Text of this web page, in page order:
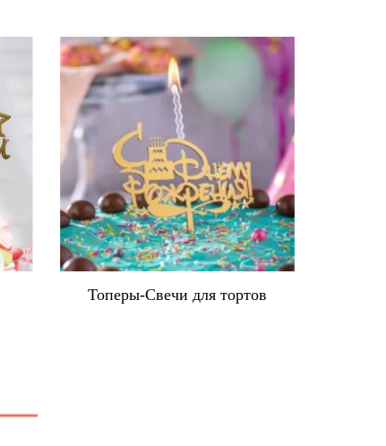
Топеры-Свечи для тортов